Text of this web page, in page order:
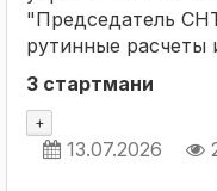
"Председатель
рутинные расчеты
3 стартмани
+
13.07.2026